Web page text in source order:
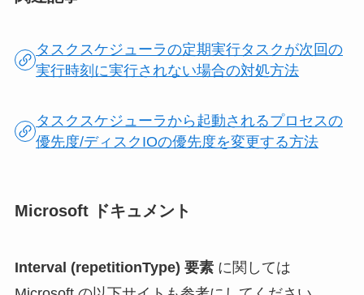
タスクスケジューラの定期実行タスクが次回の
実行時刻に実行されない場合の対処方法
タスクスケジューラから起動されるプロセスの
優先度/ディスクIOの優先度を変更する方法
Microsoft ドキュメント
Interval (repetitionType) 要素に関しては